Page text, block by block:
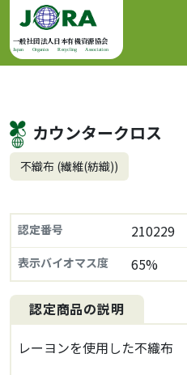
コンテンツへスキップ
メインナビゲーション
一般社団法人日本有機資源協会
Japan Organics Recycling Association
カウンタークロス
不織布 (繊維(紡織))
認定番号 210229
表示バイオマス度 65%
認定商品の説明
レーヨンを使用した不織布